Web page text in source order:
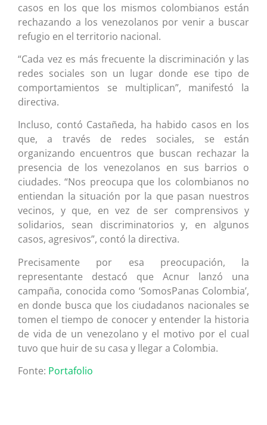
casos en los que los mismos colombianos están
rechazando a los venezolanos por venir a buscar
refugio en el territorio nacional.
“Cada vez es más frecuente la discriminación y las
redes sociales son un lugar donde ese tipo de
comportamientos se multiplican”, manifestó la
directiva.
Incluso, contó Castañeda, ha habido casos en los
que, a través de redes sociales, se están
organizando encuentros que buscan rechazar la
presencia de los venezolanos en sus barrios o
ciudades. “Nos preocupa que los colombianos no
entiendan la situación por la que pasan nuestros
vecinos, y que, en vez de ser comprensivos y
solidarios, sean discriminatorios y, en algunos
casos, agresivos”, contó la directiva.
Precisamente por esa preocupación, la
representante destacó que Acnur lanzó una
campaña, conocida como ‘SomosPanas Colombia’,
en donde busca que los ciudadanos nacionales se
tomen el tiempo de conocer y entender la historia
de vida de un venezolano y el motivo por el cual
tuvo que huir de su casa y llegar a Colombia.
Fonte: Portafolio